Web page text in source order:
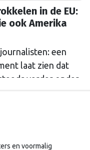
in de EU:
ook Amerika
een
laat zien dat
verder onder
en voormalig